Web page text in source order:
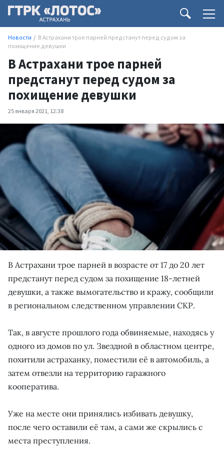
Новости
В Астрахани трое парней предстанут перед судом за
похищение девушки
В Астрахани трое парней
предстанут перед судом за
похищение девушки
25 января 2021, 12:38
В Астрахани трое парней в возрасте от 17 до 20 лет
предстанут перед судом за похищение 18-летней
девушки, а также вымогательство и кражу, сообщили
в региональном следственном управлении СКР.
Так, в августе прошлого года обвиняемые, находясь у
одного из домов по ул. Звездной в областном центре,
похитили астраханку, поместили её в автомобиль, а
затем отвезли на территорию гаражного
кооператива.
Уже на месте они принялись избивать девушку,
после чего оставили её там, а сами же скрылись с
места преступления.